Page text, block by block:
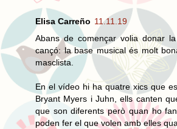
Elisa Carreño 11.11.19
Abans de començar volia donar
cançó: la base musical és molt
masclista.
En el vídeo hi ha quatre xics que
Bryant Myers i Juhn, ells canten
que son diferents però quan ho
poden fer el que volen amb elles